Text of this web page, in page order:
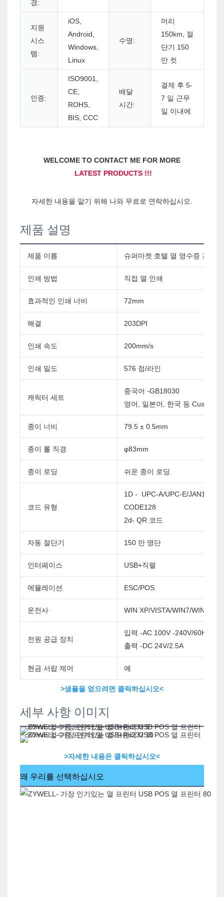
경:
지원
시스
템:
iOS,
Android,
Windows,
Linux
수명:
머리
150km, 절
단기 150
만 컷
인증:
ISO9001,
CE,
ROHS,
BIS, CCC
배달
시간:
결제 후 5-
7 일 근무
일 이내에
제품 설명
제품 이름 슈퍼마켓 호텔 열 영수증 프린
인쇄 방법 직접 열 인쇄
효과적인 인쇄 너비 72mm
해결 203DPI
인쇄 속도 200mm/s
인쇄 밀도 576 점/라인
캐릭터 세트
중국어 -GB18030
영어, 일본어, 한국 등 Custom
종이 너비 79.5 ± 0.5mm
종이 롤 직경 φ83mm
종이 로딩 쉬운 종이 로딩
코드 유형
1D - UPC-A/UPC-E/
CODE128
2d- QR 코드
자동 절단기 150 만 명단
인터페이스 USB+직렬
에뮬레이션 ESC/POS
운전사 WIN XP/VISTA/WIN7/WIN8/
전원 공급 장치
입력 -AC 100V -240V/60Hz
출력 -DC 24V/2.5A
현금 서랍 제어 예
>샘플을 얻으려면 클릭하십시오<
세부 사항 이미지
>자세한 내용은 클릭하십시오<
왜 우리를 선택하십시오